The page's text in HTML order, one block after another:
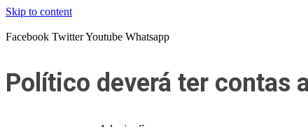
Skip to content
Facebook TwitterYoutube Whatsapp
Político deverá ter contas